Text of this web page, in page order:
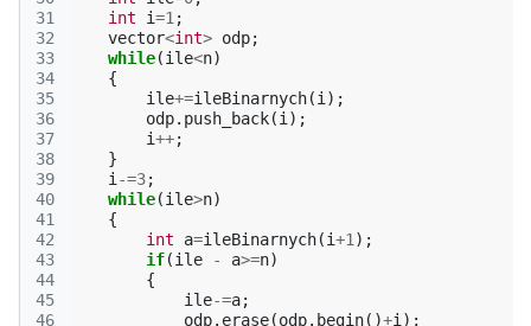
31
32
33
34
35
36
37
38
39
40
41
42
43
44
45
46
int
i=1 ;
vector<int> odp;
while(ile<n)
{
ile+=ileBinarnych(i );
odp. push_back(i );
i++;
}
i -=3;
while(ile>n)
{
int
a=ileBinarnych(i+1 );
if(ile - a>=n)
{
ile-=a;
odp. erase(odp. begin()+i );